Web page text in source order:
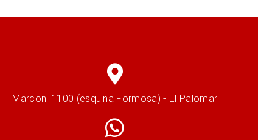
Marconi 1100 (esquina Formosa) - El Palomar